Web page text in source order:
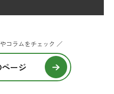
コラムをチェック ／
ージ